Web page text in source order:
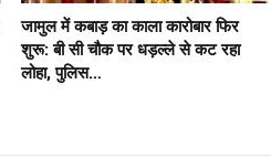
जामुल में कबाड़ का काला कारोबार फिर
शुरू: बी सी चौक पर धड़ल्ले से कट रहा
लोहा, पुलिस…